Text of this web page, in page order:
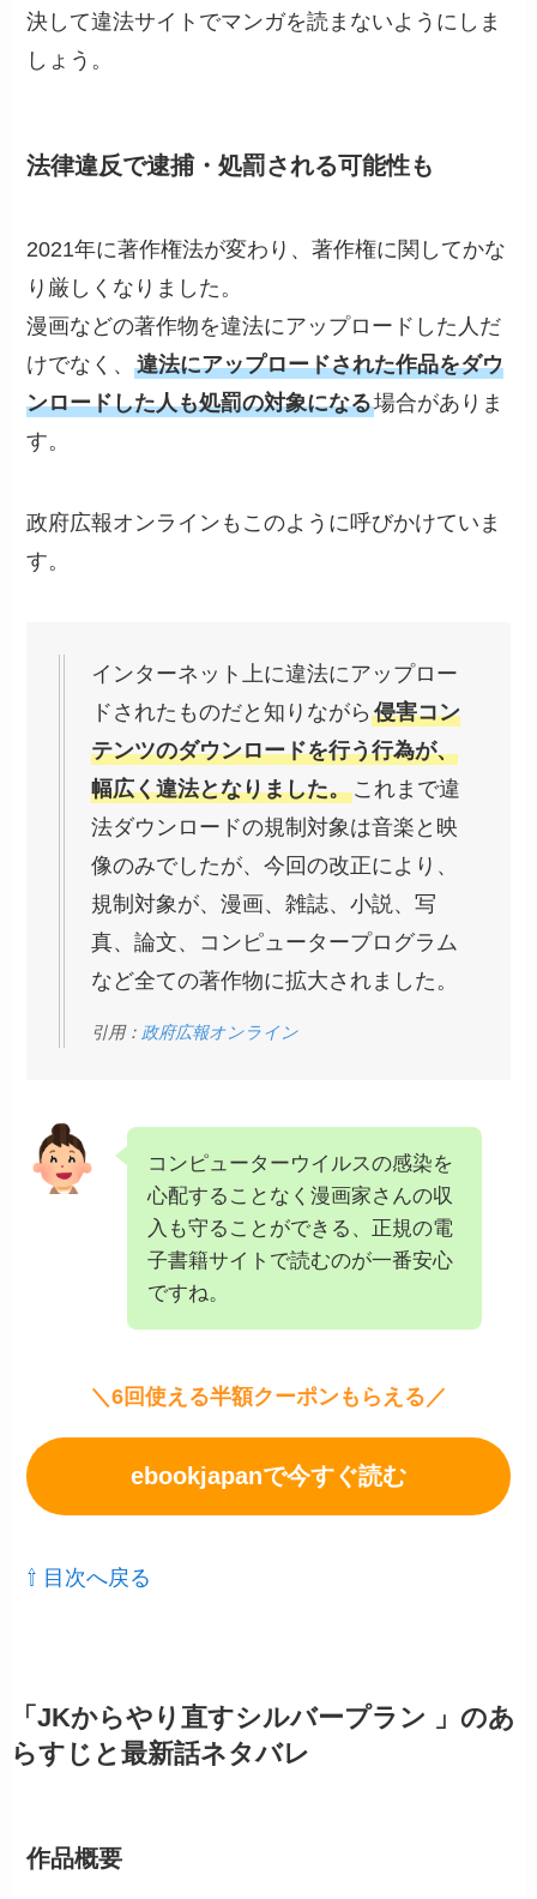
決して違法サイトでマンガを読まないようにしま
しょう。
法律違反で逮捕・処罰される可能性も
2021年に著作権法が変わり、著作権に関してかな
り厳しくなりました。
漫画などの著作物を違法にアップロードした人だ
けでなく、違法にアップロードされた作品をダウ
ンロードした人も処罰の対象になる場合がありま
す。
政府広報オンラインもこのように呼びかけていま
す。
インターネット上に違法にアップロー
ドされたものだと知りながら侵害コン
テンツのダウンロードを行う行為が、
幅広く違法となりました。これまで違
法ダウンロードの規制対象は音楽と映
像のみでしたが、今回の改正により、
規制対象が、漫画、雑誌、小説、写
真、論文、コンピュータープログラム
など全ての著作物に拡大されました。
引用： 政府広報オンライン
コンピューターウイルスの感染を
心配することなく漫画家さんの収
入も守ることができる、正規の電
子書籍サイトで読むのが一番安心
ですね。
＼6回使える半額クーポンもらえる／
ebookjapanで今すぐ読む
⇧ 目次へ戻る
「JKからやり直すシルバープラン 」のあ
らすじと最新話ネタバレ
作品概要